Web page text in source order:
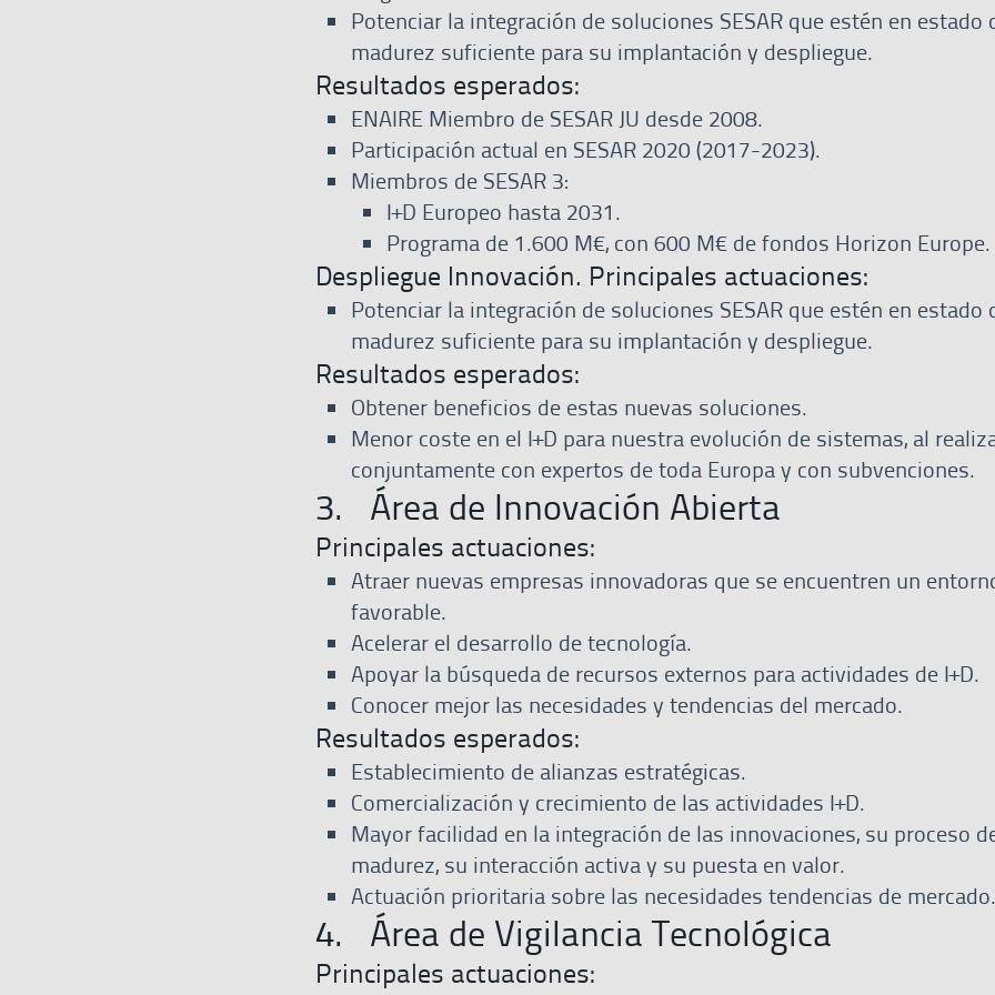
Potenciar la integración de soluciones SESAR que estén en estado
madurez suficiente para su implantación y despliegue.
Resultados esperados:
ENAIRE Miembro de SESAR JU desde 2008.
Participación actual en SESAR 2020 (2017-2023).
Miembros de SESAR 3:
I+D Europeo hasta 2031.
Programa de 1.600 M€, con 600 M€ de fondos Horizon Europe.
Despliegue Innovación. Principales actuaciones:
Potenciar la integración de soluciones SESAR que estén en estado
madurez suficiente para su implantación y despliegue.
Resultados esperados:
Obtener beneficios de estas nuevas soluciones.
Menor coste en el I+D para nuestra evolución de sistemas, al
conjuntamente con expertos de toda Europa y con subvenciones.
3. Área de Innovación Abierta
Principales actuaciones:
Atraer nuevas empresas innovadoras que se encuentren un
favorable.
Acelerar el desarrollo de tecnología.
Apoyar la búsqueda de recursos externos para actividades de I+D.
Conocer mejor las necesidades y tendencias del mercado.
Resultados esperados:
Establecimiento de alianzas estratégicas.
Comercialización y crecimiento de las actividades I+D.
Mayor facilidad en la integración de las innovaciones, su proceso
madurez, su interacción activa y su puesta en valor.
Actuación prioritaria sobre las necesidades tendencias de mercado.
4. Área de Vigilancia Tecnológica
Principales actuaciones: